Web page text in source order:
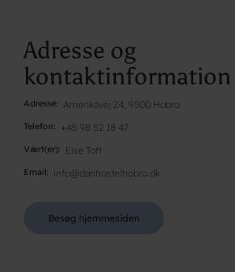
Adresse og
kontaktinformation
Adresse Amerikavej 24, 9500 Hobro
Telefon +45 98 52 18 47
Vært(er) Else Toft
Email info@danhostelhobro.dk
Besøg hjemmesiden